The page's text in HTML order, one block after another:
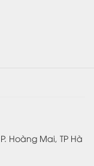
Hoàng Mai, TP Hà